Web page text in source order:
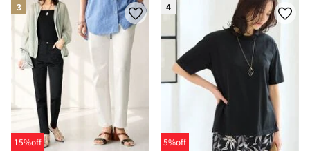
3
15%off
4
5%off